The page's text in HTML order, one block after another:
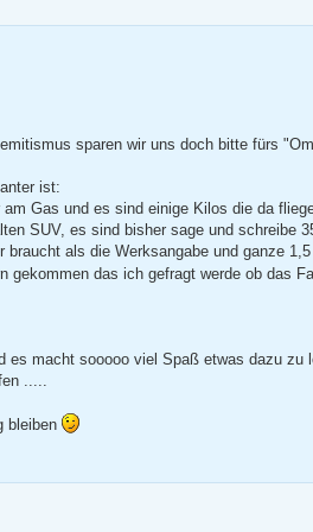
sparen wir uns doch bitte fürs
ist:
Gas und es sind einige Kilos die da
SUV, es sind bisher sage und schreibe
als die Werksangabe und ganze
gekommen das ich gefragt werde ob das
es macht sooooo viel Spaß etwas dazu zu
.....
bleiben